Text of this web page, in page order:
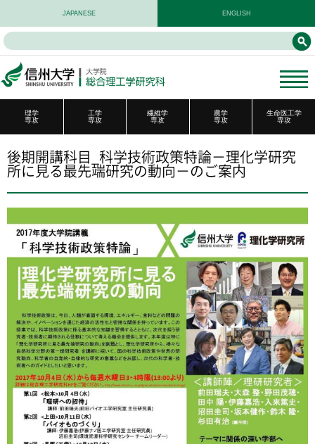
JAPANESE ENGLISH
理学
専攻
工学
専攻
繊維学
専攻
農学
専攻
生命医工学
専攻
後期開講科目_科学技術政策特論－理化学研究
所に見る最先端研究の動向－のご案内